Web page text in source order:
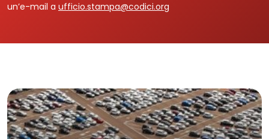
un’e-mail a ufficio.stampa@codici.org